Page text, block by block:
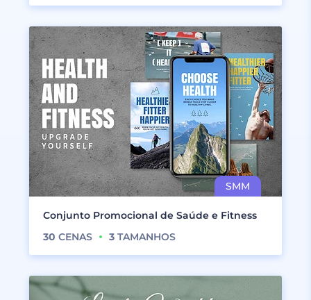
Conjunto Promocional de Saúde e Fitness
30 CENAS 3 TAMANHOS